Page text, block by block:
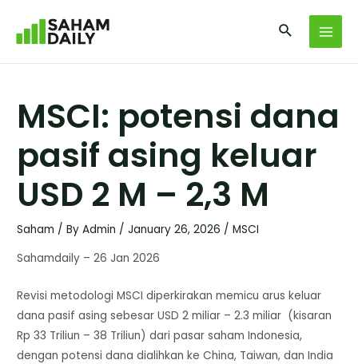
MSCI: potensi dana
pasif asing keluar
USD 2 M – 2,3 M
Saham / ByAdmin /January 26, 2026 /MSCI
Sahamdaily – 26 Jan 2026
Revisi metodologi MSCI diperkirakan memicu arus keluar
dana pasif asing sebesar USD 2 miliar – 2.3 miliar (kisaran
Rp 33 Triliun – 38 Triliun) dari pasar saham Indonesia,
dengan potensi dana dialihkan ke China, Taiwan, dan India